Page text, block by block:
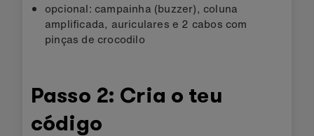
opcional: campainha (buzzer), coluna
amplificada, auriculares e 2 cabos com
pinças de crocodilo
Passo 2: Cria o teu
código